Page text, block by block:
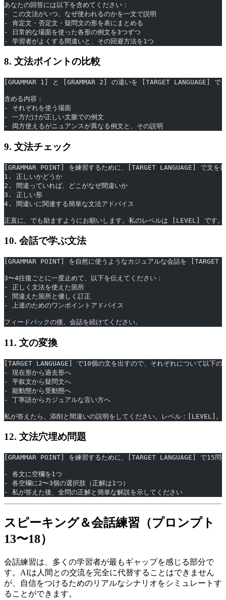
あなたの回答には以下を含めてください：
- この文法がいつ、なぜ使われるのかを一文で説明
- 肯定文・否定文・疑問文の形を表にまとめる
- 日常的な場面を使った各形の例文を3つずつ
- 学習者がよくする間違いと、その回避方法を1つ
8. 文法ポイントの比較
[GRAMMAR 1] と [GRAMMAR 2] の違いを [TARGET LANGUAGE] で
含める内容：
- それぞれを使う場面
- 一方だけが正しい文脈での例文
- 両方使えるがニュアンスが異なる例文と、その説明
9. 文法チェック
[GRAMMAR POINT] を練習するために、[TARGET LANGUAGE] で文を
1. 正しいかどうか
2. 間違っていれば、どこがなぜ間違いか
3. 正しい形
4. 間違いに関連する簡単な文法アドバイス
正直に、でも励ますようにお願いします。私のレベルは [LEVEL] です。
10. 会話で学ぶ文法
[GRAMMAR POINT] を自然に使うようなカジュアルな会話を
3〜4往復ごとに一度止めて、以下を伝えてください：
- 正しく文法を使えた箇所
- 間違えた箇所と優しく訂正
- 上達のためのワンポイントアドバイス
フィードバックの後、会話を続けてください。
11. 文の変換
[TARGET LANGUAGE] で10個の文を出すので、それぞれについて以下の
- 現在形から過去形へ
- 平叙文から疑問文へ
- 能動態から受動態へ
- 丁寧語からカジュアルな言い方へ
私が答えたら、添削と間違いの説明をしてください。レベル：[LEVEL]。
12. 文法穴埋め問題
[GRAMMAR POINT] を練習するために、[TARGET LANGUAGE] で15
- 各文に空欄を1つ
- 各空欄に2〜3個の選択肢（正解は1つ）
- 私が答えた後、全問の正解と簡単な解説を示してください
スピーキング＆会話練習（プロンプト
13〜18）
会話練習は、多くの学習者が最もギャップを感じる部分で
す。AIは人間との交流を完全に代替することはできません
が、自信をつけるためのリアルなシナリオをシミュレートす
ることができます。